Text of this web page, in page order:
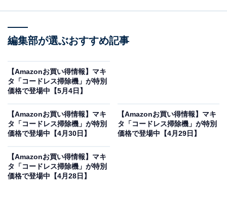
38％オフで登場
マキタ コードレス掃除機CL108 カプセル式 標準25分稼
働/充電22分 軽量定番モデル 10.8Vバッテリ充電器付
編集部が選ぶおすすめ記事
【Amazonお買い得情報】マキ
タ「コードレス掃除機」が特別
価格で登場中【5月4日】
【Amazonお買い得情報】マキ
タ「コードレス掃除機」が特別
価格で登場中【4月30日】
【Amazonお買い得情報】マキ
タ「コードレス掃除機」が特別
価格で登場中【4月29日】
【Amazonお買い得情報】マキ
タ「コードレス掃除機」が特別
価格で登場中【4月28日】